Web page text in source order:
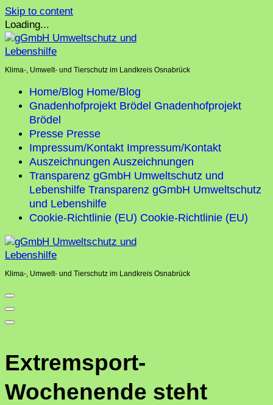
Skip to content
Loading...
Klima-, Umwelt- und Tierschutz im Landkreis Osnabrück
Home/Blog Home/Blog
Gnadenhofprojekt Brödel Gnadenhofprojekt
Brödel
Presse Presse
Impressum/Kontakt Impressum/Kontakt
Auszeichnungen Auszeichnungen
Transparenz gGmbH Umweltschutz und
Lebenshilfe Transparenz gGmbH Umweltschutz
und Lebenshilfe
Cookie-Richtlinie (EU) Cookie-Richtlinie (EU)
Klima-, Umwelt- und Tierschutz im Landkreis Osnabrück
Extremsport-
Wochenende steht